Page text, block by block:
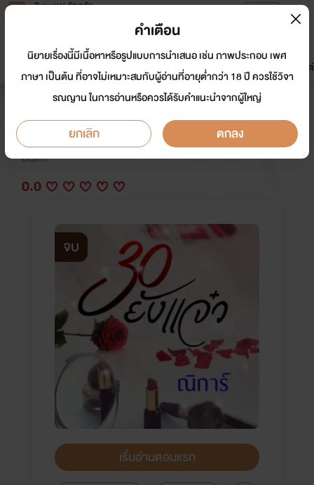
Tunwalai ธัญวลัย
หน้าแรก นิยาย อีบุ๊ก การ์ตูน
มาใหม่
ดรีมแชท ธัญลิสต์
30 ยังแจ๋ว
นักเขียน: ณิการ์
อีโรติก
0.0
จบ
เริ่มอ่านตอนแรก
คำเตือน
นิยายเรื่องนี้มีเนื้อหาหรือรูปแบบการนำเสนอ เช่น ภาพประกอบ เพศ
ภาษา เป็นต้น ที่อาจไม่เหมาะสมกับผู้อ่านที่อายุต่ำกว่า 18 ปี ควรใช้วิจา
รณญาน ในการอ่านหรือควรได้รับคำแนะนำจากผู้ใหญ่
ยกเลิก ตกลง